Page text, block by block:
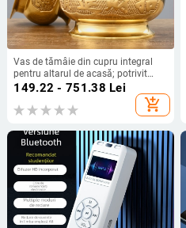
Vas de tămâie din cupru integral
pentru altarul de acasă; potrivit
pentru Buddha, Guanyin și zeitățile
149.22 - 751.38 Lei
add_shopping_cart